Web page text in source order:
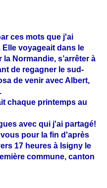
ces mots que j'ai
voyageait dans le
Normandie, s’arrêter à
de regagner le sud-
de venir avec Albert,
chaque printemps au
avec qui j'ai partagé!
pour la fin d'après
17 heures à Isigny le
commune, canton